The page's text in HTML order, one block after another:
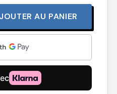
AU PANIER